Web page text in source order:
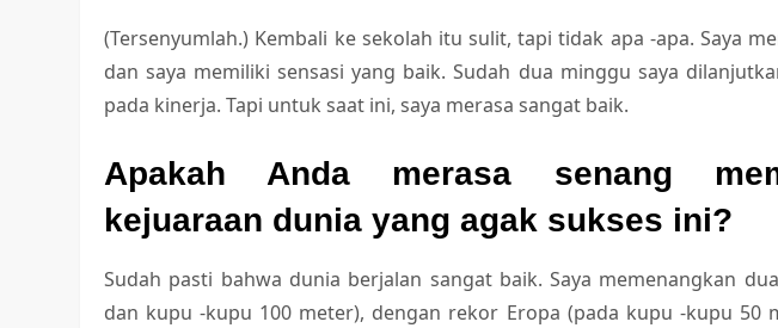
(Tersenyumlah.) Kembali ke sekolah itu sulit, tapi tidak apa -apa. Saya
dan saya memiliki sensasi yang baik. Sudah dua minggu saya
pada kinerja. Tapi untuk saat ini, saya merasa sangat baik.
Apakah Anda merasa senang
kejuaraan dunia yang agak sukses ini?
Sudah pasti bahwa dunia berjalan sangat baik. Saya memenangkan
dan kupu -kupu 100 meter), dengan rekor Eropa (pada kupu -kupu 50